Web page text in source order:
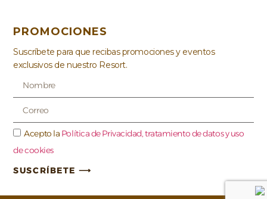
PROMOCIONES
Suscríbete para que recibas promociones y eventos
exclusivos de nuestro Resort.
Acepto la Política de Privacidad, tratamiento de datos y uso
de cookies
SUSCRÍBETE ⟶